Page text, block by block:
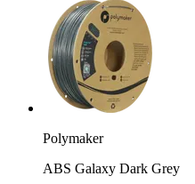
Polymaker
ABS Galaxy Dark Grey